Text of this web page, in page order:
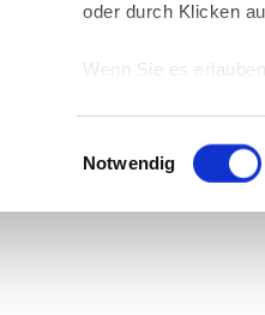
oder durch Klicken
Wenn Sie es
Ihr Gerät
Erfahren Sie mehr
Präferenzen im
Einwilligungsauswahl
Notwendig